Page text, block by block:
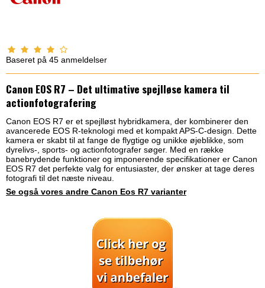
Baseret på 45 anmeldelser
Canon EOS R7 – Det ultimative spejlløse kamera til
actionfotografering
Canon EOS R7 er et spejlløst hybridkamera, der kombinerer den
avancerede EOS R-teknologi med et kompakt APS-C-design. Dette
kamera er skabt til at fange de flygtige og unikke øjeblikke, som
dyrelivs-, sports- og actionfotografer søger. Med en række
banebrydende funktioner og imponerende specifikationer er Canon
EOS R7 det perfekte valg for entusiaster, der ønsker at tage deres
fotografi til det næste niveau.
Se også vores andre Canon Eos R7 varianter